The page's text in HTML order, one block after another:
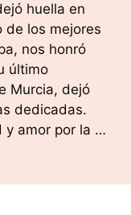
huella en
de los mejores
nos honró
último
Murcia, dejó
dedicadas.
y amor por la …